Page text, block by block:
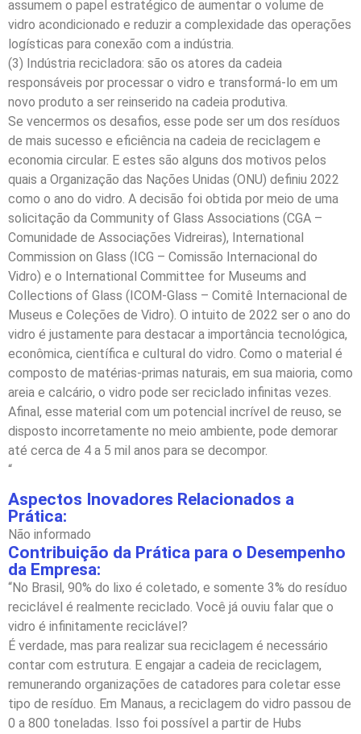
assumem o papel estratégico de aumentar o volume de
vidro acondicionado e reduzir a complexidade das operações
logísticas para conexão com a indústria.
(3) Indústria recicladora: são os atores da cadeia
responsáveis por processar o vidro e transformá-lo em um
novo produto a ser reinserido na cadeia produtiva.
Se vencermos os desafios, esse pode ser um dos resíduos
de mais sucesso e eficiência na cadeia de reciclagem e
economia circular. E estes são alguns dos motivos pelos
quais a Organização das Nações Unidas (ONU) definiu 2022
como o ano do vidro. A decisão foi obtida por meio de uma
solicitação da Community of Glass Associations (CGA –
Comunidade de Associações Vidreiras), International
Commission on Glass (ICG – Comissão Internacional do
Vidro) e o International Committee for Museums and
Collections of Glass (ICOM-Glass – Comitê Internacional de
Museus e Coleções de Vidro). O intuito de 2022 ser o ano do
vidro é justamente para destacar a importância tecnológica,
econômica, científica e cultural do vidro. Como o material é
composto de matérias-primas naturais, em sua maioria, como
areia e calcário, o vidro pode ser reciclado infinitas vezes.
Afinal, esse material com um potencial incrível de reuso, se
disposto incorretamente no meio ambiente, pode demorar
até cerca de 4 a 5 mil anos para se decompor.
“
Aspectos Inovadores Relacionados a
Prática:
Não informado
Contribuição da Prática para o Desempenho
da Empresa:
“No Brasil, 90% do lixo é coletado, e somente 3% do resíduo
reciclável é realmente reciclado. Você já ouviu falar que o
vidro é infinitamente reciclável?
É verdade, mas para realizar sua reciclagem é necessário
contar com estrutura. E engajar a cadeia de reciclagem,
remunerando organizações de catadores para coletar esse
tipo de resíduo. Em Manaus, a reciclagem do vidro passou de
0 a 800 toneladas. Isso foi possível a partir de Hubs